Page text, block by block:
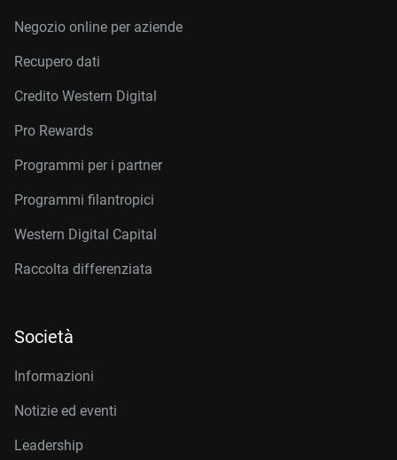
Negozio online per aziende
Recupero dati
Credito Western Digital
Pro Rewards
Programmi per i partner
Programmi filantropici
Western Digital Capital
Raccolta differenziata
Società
Informazioni
Notizie ed eventi
Leadership